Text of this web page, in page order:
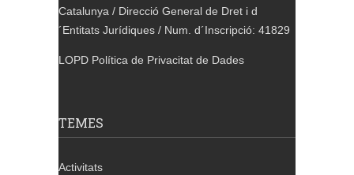
Catalunya / Direcció General de Dret i d
´Entitats Jurídiques / Num. d´Inscripció: 41829
LOPD Política de Privacitat de Dades
TEMES
Activitats